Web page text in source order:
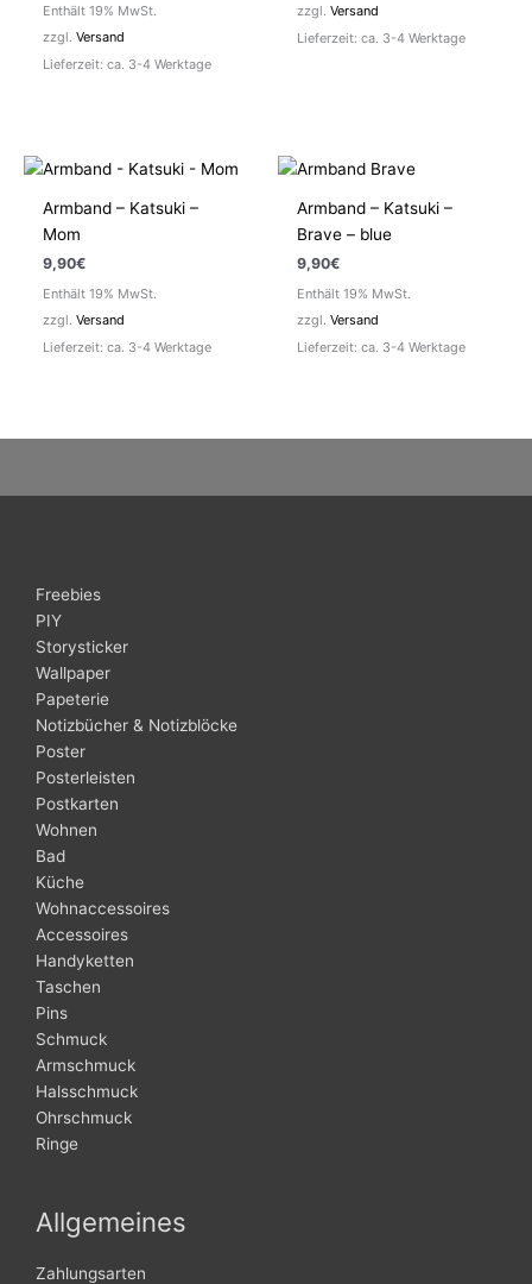
Enthält 19% MwSt.
zzgl.Versand
Lieferzeit: ca. 3-4 Werktage
zzgl.Versand
Lieferzeit: ca. 3-4 Werktage
Armband – Katsuki –
Mom
9,90€
Enthält 19% MwSt.
zzgl.Versand
Lieferzeit: ca. 3-4 Werktage
Armband – Katsuki –
Brave – blue
9,90€
Enthält 19% MwSt.
zzgl.Versand
Lieferzeit: ca. 3-4 Werktage
Freebies
PIY
Storysticker
Wallpaper
Papeterie
Notizbücher & Notizblöcke
Poster
Posterleisten
Postkarten
Wohnen
Bad
Küche
Wohnaccessoires
Accessoires
Handyketten
Taschen
Pins
Schmuck
Armschmuck
Halsschmuck
Ohrschmuck
Ringe
Allgemeines
Zahlungsarten